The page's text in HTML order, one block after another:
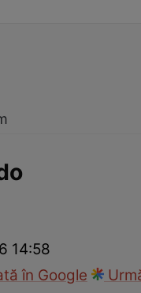
14:58
în Google